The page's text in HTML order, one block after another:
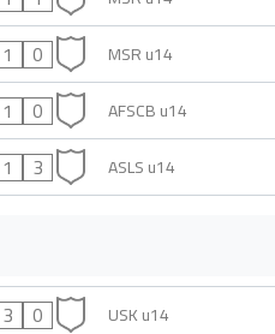
1 0
MSR u14
1 0
AFSCB u14
1 3 ASLS u14
3 0
USK u14